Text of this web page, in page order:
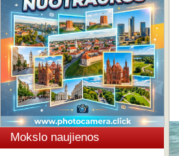
Mokslo naujienos